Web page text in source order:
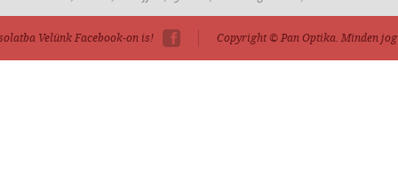
Velünk Facebook-on is! Copyright © Pan Optika. Minden